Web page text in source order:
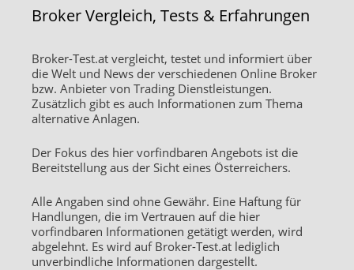
Broker Vergleich, Tests & Erfahrungen
Broker-Test.at vergleicht, testet und informiert über
die Welt und News der verschiedenen Online Broker
bzw. Anbieter von Trading Dienstleistungen.
Zusätzlich gibt es auch Informationen zum Thema
alternative Anlagen.
Der Fokus des hier vorfindbaren Angebots ist die
Bereitstellung aus der Sicht eines Österreichers.
Alle Angaben sind ohne Gewähr. Eine Haftung für
Handlungen, die im Vertrauen auf die hier
vorfindbaren Informationen getätigt werden, wird
abgelehnt. Es wird auf Broker-Test.at lediglich
unverbindliche Informationen dargestellt.